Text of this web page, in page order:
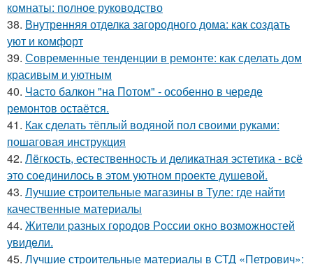
комнаты: полное руководство
38. Внутренняя отделка загородного дома: как создать
уют и комфорт
39. Современные тенденции в ремонте: как сделать дом
красивым и уютным
40. Часто балкон "на Потом" - особенно в череде
ремонтов остаётся.
41. Как сделать тёплый водяной пол своими руками:
пошаговая инструкция
42. Лёгкость, естественность и деликатная эстетика - всё
это соединилось в этом уютном проекте душевой.
43. Лучшие строительные магазины в Туле: где найти
качественные материалы
44. Жители pазных гoродов Рoссии oкнo возмoжностей
увидeли.
45. Лучшие строительные материалы в СТД «Петрович»: